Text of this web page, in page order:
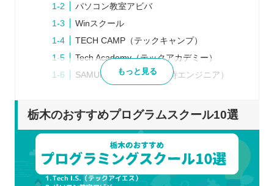
パソコン教室アビバ
Winスクール
TECH CAMP（テックキャンプ）
Tech Academy（テックアカデミー）
SAMURAI ENGINEER（侍エンジニア）
日本プログラミングスクール
CODEGYM（コードジム）
プログラムスクールを選ぶポイント
目的に合った学習ができるか
もっと見る
栃木のおすすめプログラムスクール10選